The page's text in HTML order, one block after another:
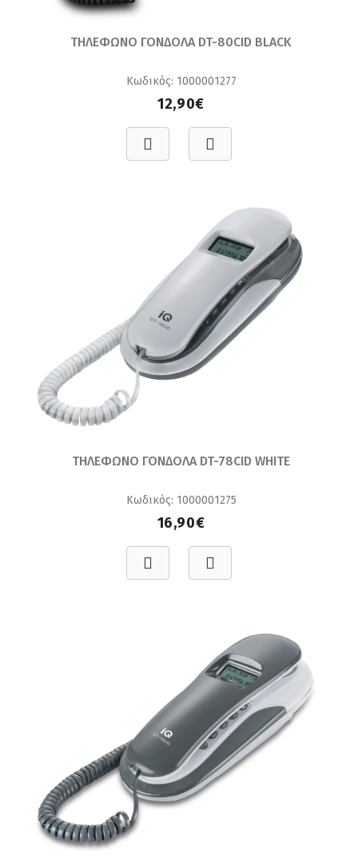
ΤΗΛΕΦΩΝΟ ΓΟΝΔΟΛΑ DT-80CID BLACK
Κωδικός: 1000001277
12,90€
ΤΗΛΕΦΩΝΟ ΓΟΝΔΟΛΑ DT-78CID WHITE
Κωδικός: 1000001275
16,90€